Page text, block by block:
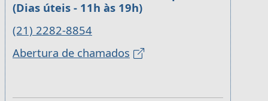
(Dias úteis - 11h às 19h)
(21) 2282-8854
Abertura de chamados